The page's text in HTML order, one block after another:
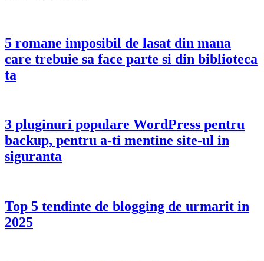
5 romane imposibil de lasat din mana
care trebuie sa face parte si din biblioteca
ta
3 pluginuri populare WordPress pentru
backup, pentru a-ti mentine site-ul in
siguranta
Top 5 tendinte de blogging de urmarit in
2025